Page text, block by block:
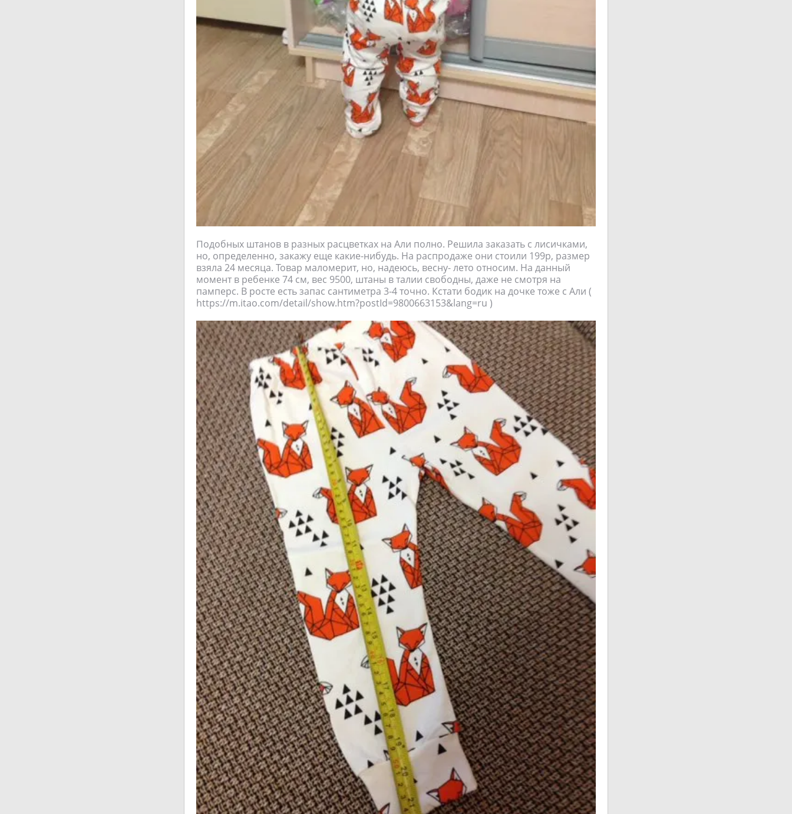
Подобных штанов в разных расцветках на Али полно. Решила заказать с лисичками,
но, определенно, закажу еще какие-нибудь. На распродаже они стоили 199р, размер
взяла 24 месяца. Товар маломерит, но, надеюсь, весну- лето относим. На данный
момент в ребенке 74 см, вес 9500, штаны в талии свободны, даже не смотря на
памперс. В росте есть запас сантиметра 3-4 точно. Кстати бодик на дочке тоже с Али (
https://m.itao.com/detail/show.htm?postId=9800663153&lang=ru )